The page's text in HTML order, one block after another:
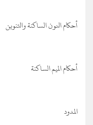
أحكام النون الساكنة والتنوين
أحكام الميم الساكنة
المدود